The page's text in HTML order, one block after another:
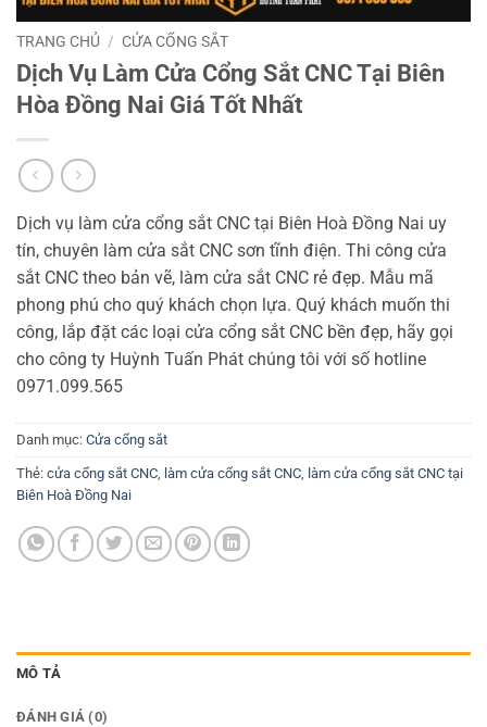
TRANG CHỦ / CỬA CỔNG SẮT
Dịch Vụ Làm Cửa Cổng Sắt CNC Tại Biên
Hòa Đồng Nai Giá Tốt Nhất
Dịch vụ làm cửa cổng sắt CNC tại Biên Hoà Đồng Nai uy
tín, chuyên làm cửa sắt CNC sơn tĩnh điện. Thi công cửa
sắt CNC theo bản vẽ, làm cửa sắt CNC rẻ đẹp. Mẫu mã
phong phú cho quý khách chọn lựa. Quý khách muốn thi
công, lắp đặt các loại cửa cổng sắt CNC bền đẹp, hãy gọi
cho công ty Huỳnh Tuấn Phát chúng tôi với số hotline
0971.099.565
Danh mục: Cửa cổng sắt
Thẻ: cửa cổng sắt CNC, làm cửa cổng sắt CNC, làm cửa cổng sắt CNC tại
Biên Hoà Đồng Nai
MÔ TẢ
ĐÁNH GIÁ (0)